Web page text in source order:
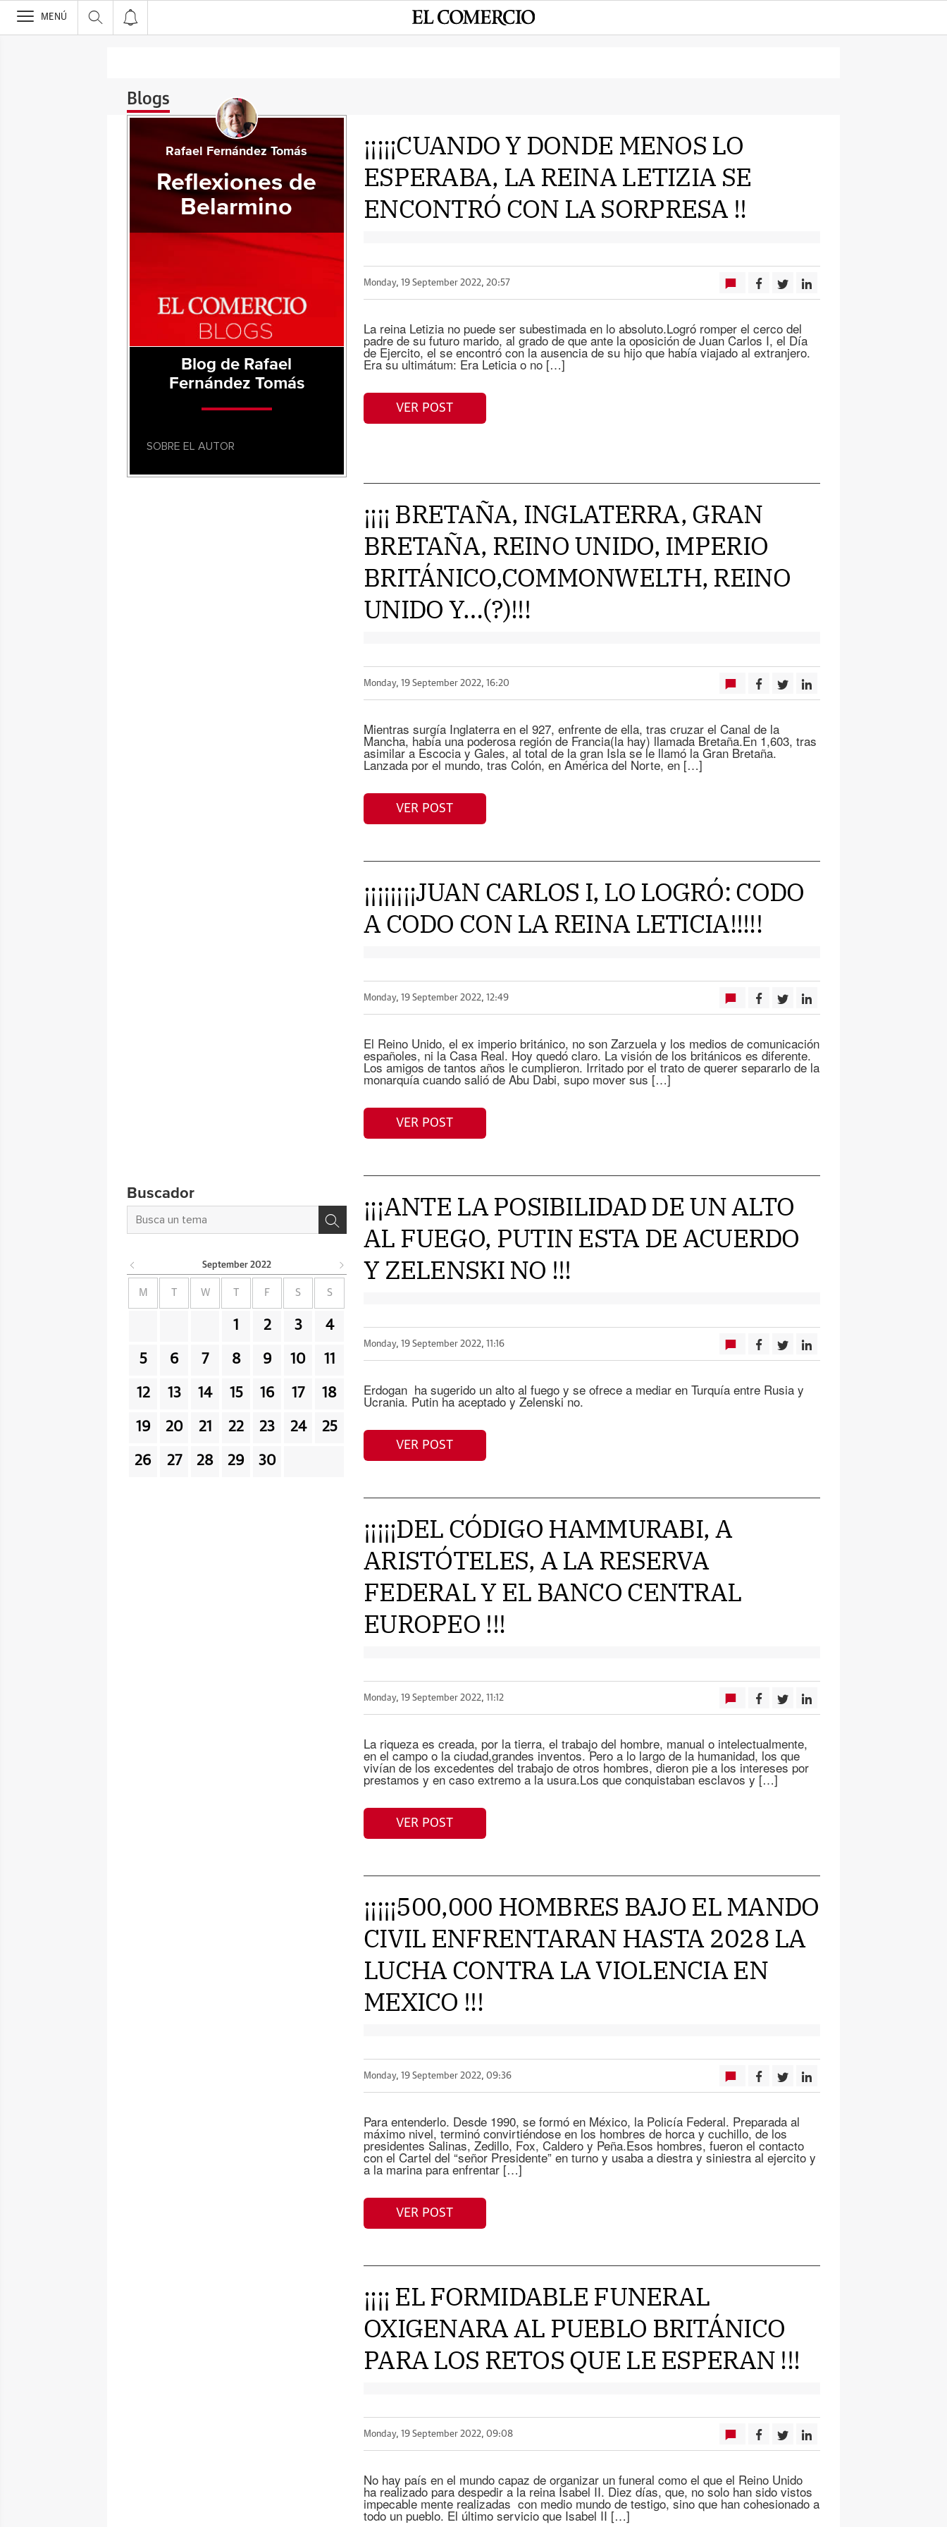
>
MENÚ
Blogs
¡¡¡¡¡CUANDO Y DONDE MENOS LO
ESPERABA, LA REINA LETIZIA SE
ENCONTRÓ CON LA SORPRESA !!
Monday, 19 September 2022, 20:57
La reina Letizia no puede ser subestimada en lo absoluto.Logró romper el cerco del
padre de su futuro marido, al grado de que ante la oposición de Juan Carlos I, el Día
de Ejercito, el se encontró con la ausencia de su hijo que había viajado al extranjero.
Era su ultimátum: Era Leticia o no […]
VER POST
¡¡¡¡ BRETAÑA, INGLATERRA, GRAN
BRETAÑA, REINO UNIDO, IMPERIO
BRITÁNICO,COMMONWELTH, REINO
UNIDO Y…(?)!!!
Monday, 19 September 2022, 16:20
Mientras surgía Inglaterra en el 927, enfrente de ella, tras cruzar el Canal de la
Mancha, había una poderosa región de Francia(la hay) llamada Bretaña.En 1,603, tras
asimilar a Escocia y Gales, al total de la gran Isla se le llamó la Gran Bretaña.
Lanzada por el mundo, tras Colón, en América del Norte, en […]
VER POST
¡¡¡¡¡¡¡¡JUAN CARLOS I, LO LOGRÓ: CODO
A CODO CON LA REINA LETICIA!!!!!
Monday, 19 September 2022, 12:49
El Reino Unido, el ex imperio británico, no son Zarzuela y los medios de comunicación
españoles, ni la Casa Real. Hoy quedó claro. La visión de los británicos es diferente.
Los amigos de tantos años le cumplieron. Irritado por el trato de querer separarlo de la
monarquía cuando salió de Abu Dabi, supo mover sus […]
VER POST
¡¡¡ANTE LA POSIBILIDAD DE UN ALTO
AL FUEGO, PUTIN ESTA DE ACUERDO
Y ZELENSKI NO !!!
Monday, 19 September 2022, 11:16
Erdogan ha sugerido un alto al fuego y se ofrece a mediar en Turquía entre Rusia y
Ucrania. Putin ha aceptado y Zelenski no.
VER POST
¡¡¡¡¡DEL CÓDIGO HAMMURABI, A
ARISTÓTELES, A LA RESERVA
FEDERAL Y EL BANCO CENTRAL
EUROPEO !!!
Monday, 19 September 2022, 11:12
La riqueza es creada, por la tierra, el trabajo del hombre, manual o intelectualmente,
en el campo o la ciudad,grandes inventos. Pero a lo largo de la humanidad, los que
vivían de los excedentes del trabajo de otros hombres, dieron pie a los intereses por
prestamos y en caso extremo a la usura.Los que conquistaban esclavos y […]
VER POST
¡¡¡¡¡500,000 HOMBRES BAJO EL MANDO
CIVIL ENFRENTARAN HASTA 2028 LA
LUCHA CONTRA LA VIOLENCIA EN
MEXICO !!!
Monday, 19 September 2022, 09:36
Para entenderlo. Desde 1990, se formó en México, la Policía Federal. Preparada al
máximo nivel, terminó convirtiéndose en los hombres de horca y cuchillo, de los
presidentes Salinas, Zedillo, Fox, Caldero y Peña.Esos hombres, fueron el contacto
con el Cartel del “señor Presidente” en turno y usaba a diestra y siniestra al ejercito y
a la marina para enfrentar […]
VER POST
¡¡¡¡ EL FORMIDABLE FUNERAL
OXIGENARA AL PUEBLO BRITÁNICO
PARA LOS RETOS QUE LE ESPERAN !!!
Monday, 19 September 2022, 09:08
No hay país en el mundo capaz de organizar un funeral como el que el Reino Unido
ha realizado para despedir a la reina Isabel II. Diez días, que, no solo han sido vistos
impecable mente realizadas con medio mundo de testigo, sino que han cohesionado a
todo un pueblo. El último servicio que Isabel II […]
Rafael Fernández Tomás
Reflexiones de
Belarmino
Blog de Rafael
Fernández Tomás
SOBRE EL AUTOR
Buscador
September 2022
M W F S S
1 2 3 4
5 6 7 8 9 10 11
12 13 14 15 16 17 18
19 20 21 22 23 24 25
26 27 28 29 30